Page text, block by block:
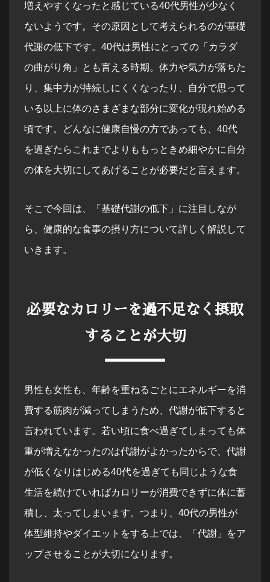
増えやすくなったと感じている40代男性が少なく
ないようです。その原因として考えられるのが基礎
代謝の低下です。40代は男性にとっての「カラダ
の曲がり角」とも言える時期。体力や気力が落ちた
り、集中力が持続しにくくなったり、自分で思って
いる以上に体のさまざまな部分に変化が現れ始める
頃です。どんなに健康自慢の方であっても、40代
を過ぎたらこれまでよりももっときめ細やかに自分
の体を大切にしてあげることが必要だと言えます。
そこで今回は、「基礎代謝の低下」に注目しなが
ら、健康的な食事の摂り方について詳しく解説して
いきます。
必要なカロリーを過不足なく摂取
することが大切
男性も女性も、年齢を重ねるごとにエネルギーを消
費する筋肉が減ってしまうため、代謝が低下すると
言われています。若い頃に食べ過ぎてしまっても体
重が増えなかったのは代謝がよかったからで、代謝
が低くなりはじめる40代を過ぎても同じような食
生活を続けていればカロリーが消費できずに体に蓄
積し、太ってしまいます。つまり、40代の男性が
体型維持やダイエットをする上では、「代謝」をア
ップさせることが大切になります。